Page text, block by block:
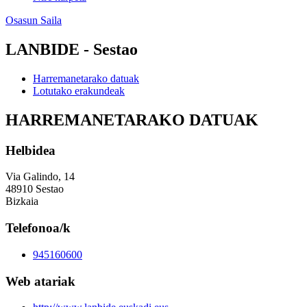
Osasun Saila
LANBIDE - Sestao
Harremanetarako datuak
Lotutako erakundeak
HARREMANETARAKO DATUAK
Helbidea
Via Galindo, 14
48910 Sestao
Bizkaia
Telefonoa/k
945160600
Web atariak